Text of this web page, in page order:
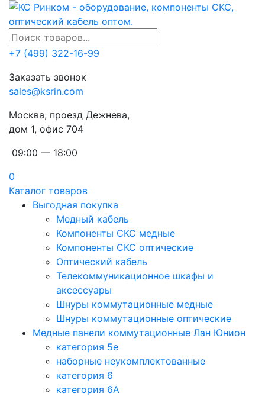
+7 (499) 322-16-99
Заказать звонок
sales@ksrin.com
Москва, проезд Дежнева,
дом 1, офис 704
09:00 — 18:00
0
Каталог товаров
Выгодная покупка
Медный кабель
Компоненты СКС медные
Компоненты СКС оптические
Оптический кабель
Телекоммуникационное шкафы и
аксессуары
Шнуры коммутационные медные
Шнуры коммутационные оптические
Медные панели коммутационные Лан Юнион
категория 5e
наборные неукомплектованные
категория 6
категория 6A